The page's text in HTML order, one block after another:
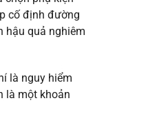
cố định đường
hậu quả nghiêm
là nguy hiểm
là một khoản